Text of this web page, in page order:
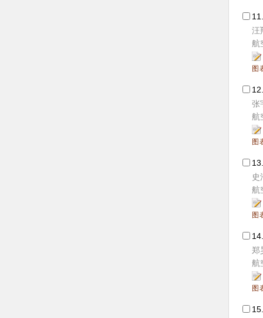
汪
航
图
张
航
图
史
航
图
郑
航
图